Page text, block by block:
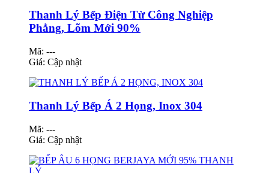
Thanh Lý Bếp Điện Từ Công Nghiệp
Phẳng, Lõm Mới 90%
Mã: ---
Giá: Cập nhật
Thanh Lý Bếp Á 2 Họng, Inox 304
Mã: ---
Giá: Cập nhật